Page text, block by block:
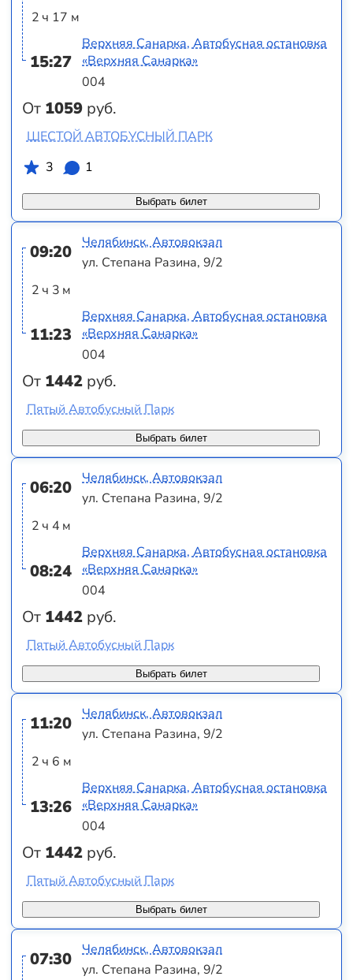
2 ч 17 м
15:27
От 1059 руб.
Верхняя Санарка, Автобусная остановка
«Верхняя Санарка»
004
Выбрать билет
ШЕСТОЙ АВТОБУСНЫЙ ПАРК
3
1
09:20
2 ч 3 м
11:23
От 1442 руб.
Челябинск, Автовокзал
ул. Степана Разина, 9/2
Верхняя Санарка, Автобусная остановка
«Верхняя Санарка»
004
Выбрать билет
Пятый Автобусный Парк
06:20
2 ч 4 м
08:24
От 1442 руб.
Челябинск, Автовокзал
ул. Степана Разина, 9/2
Верхняя Санарка, Автобусная остановка
«Верхняя Санарка»
004
Выбрать билет
Пятый Автобусный Парк
11:20
2 ч 6 м
13:26
От 1442 руб.
Челябинск, Автовокзал
ул. Степана Разина, 9/2
Верхняя Санарка, Автобусная остановка
«Верхняя Санарка»
004
Выбрать билет
Пятый Автобусный Парк
07:30
Челябинск, Автовокзал
ул. Степана Разина, 9/2